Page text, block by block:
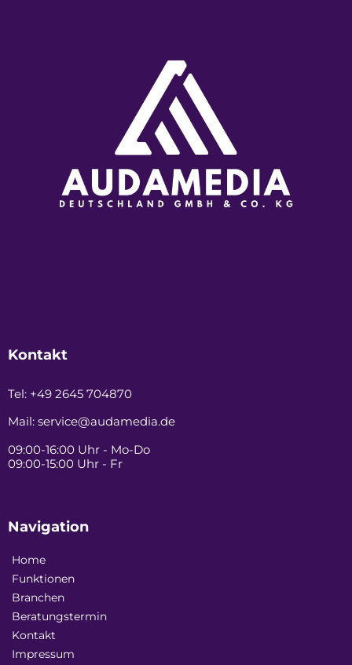
Kontakt
Tel: +49 2645 704870
Mail: service@audamedia.de
09:00-16:00 Uhr - Mo-Do
09:00-15:00 Uhr - Fr
Navigation
Home
Funktionen
Branchen
Beratungstermin
Kontakt
Impressum